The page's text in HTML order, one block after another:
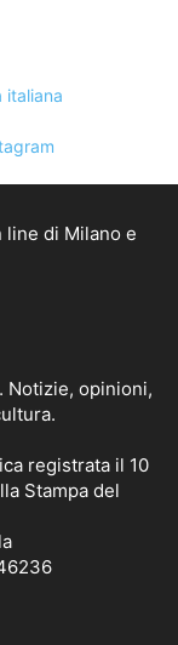
Notizie, opinioni,
registrata il 10
Stampa del